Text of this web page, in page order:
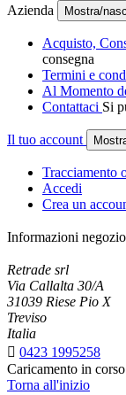
Azienda Mostra/
Acquisto,
consegna
Termini e
Al Momento
Contattaci Si
Il tuo account
Tracciamento
Accedi
Crea un
Informazioni negozio
Retrade srl
Via Callalta 30/A
31039 Riese Pio X
Treviso
Italia
 0423 1995258
Caricamento in
Torna all'inizio